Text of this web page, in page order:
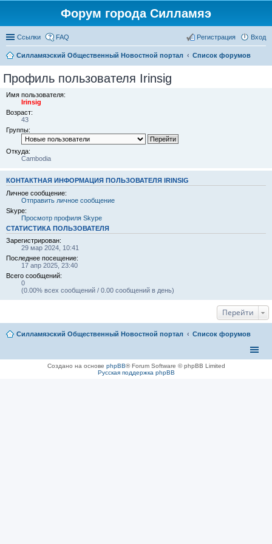
Форум города Силламяэ
Ссылки FAQ Вход
Регистрация
Силламяэский Общественный Новостной портал Список форумов
Профиль пользователя Irinsig
Имя пользователя:
Irinsig
Возраст:
43
Группы:
Откуда:
Cambodia
КОНТАКТНАЯ ИНФОРМАЦИЯ ПОЛЬЗОВАТЕЛЯ IRINSIG
Личное сообщение:
Отправить личное сообщение
Skype:
Просмотр профиля Skype
СТАТИСТИКА ПОЛЬЗОВАТЕЛЯ
Зарегистрирован:
29 мар 2024, 10:41
Последнее посещение:
17 апр 2025, 23:40
Всего сообщений:
0
(0.00% всех сообщений / 0.00 сообщений в день)
Перейти
Силламяэский Общественный Новостной портал Список форумов
Создано на основе phpBB® Forum Software © phpBB Limited
Русская поддержка phpBB